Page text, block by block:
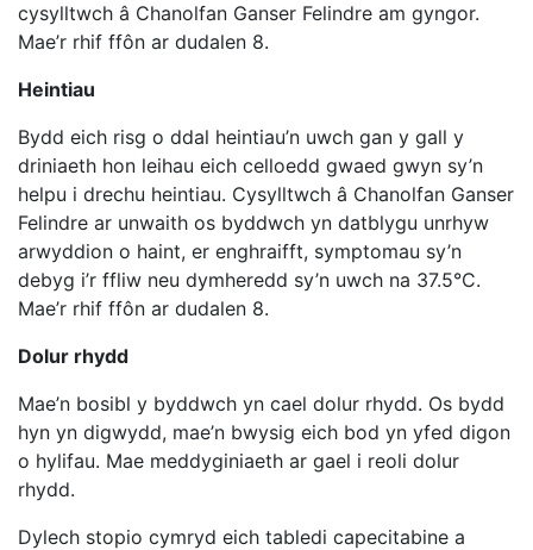
cysylltwch â Chanolfan Ganser Felindre am gyngor.
Mae’r rhif ffôn ar dudalen 8.
Heintiau
Bydd eich risg o ddal heintiau’n uwch gan y gall y
driniaeth hon leihau eich celloedd gwaed gwyn sy’n
helpu i drechu heintiau. Cysylltwch â Chanolfan Ganser
Felindre ar unwaith os byddwch yn datblygu unrhyw
arwyddion o haint, er enghraifft, symptomau sy’n
debyg i’r ffliw neu dymheredd sy’n uwch na 37.5°C.
Mae’r rhif ffôn ar dudalen 8.
Dolur rhydd
Mae’n bosibl y byddwch yn cael dolur rhydd. Os bydd
hyn yn digwydd, mae’n bwysig eich bod yn yfed digon
o hylifau. Mae meddyginiaeth ar gael i reoli dolur
rhydd.
Dylech stopio cymryd eich tabledi capecitabine a